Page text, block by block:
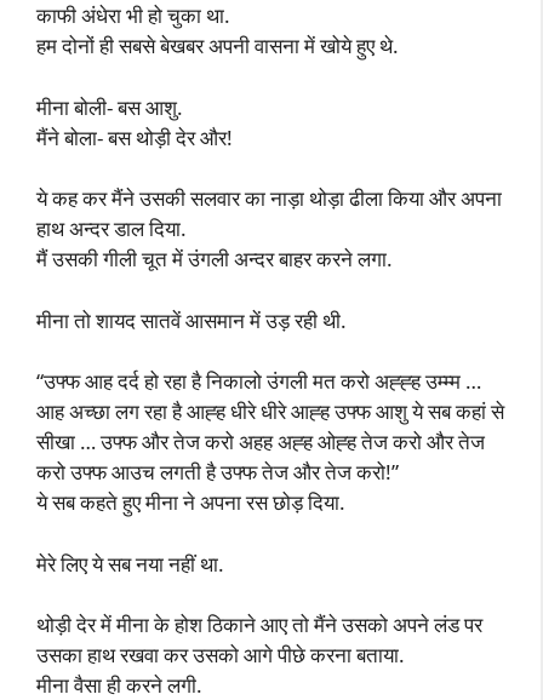
काफी अंधेरा भी हो चुका था.
हम दोनों ही सबसे बेखबर अपनी वासना में खोये हुए थे.
मीना बोली- बस आशु.
मैंने बोला- बस थोड़ी देर और!
ये कह कर मैंने उसकी सलवार का नाड़ा थोड़ा ढीला किया और अपना
हाथ अन्दर डाल दिया.
मैं उसकी गीली चूत में उंगली अन्दर बाहर करने लगा.
मीना तो शायद सातवें आसमान में उड़ रही थी.
“उफ्फ आह दर्द हो रहा है निकालो उंगली मत करो अह्ह्ह उम्म्म …
आह अच्छा लग रहा है आह्ह धीरे धीरे आह्ह उफ्फ आशु ये सब कहां से
सीखा … उफ्फ और तेज करो अहह अह्ह ओह्ह तेज करो और तेज
करो उफ्फ आउच लगती है उफ्फ तेज और तेज करो!”
ये सब कहते हुए मीना ने अपना रस छोड़ दिया.
मेरे लिए ये सब नया नहीं था.
थोड़ी देर में मीना के होश ठिकाने आए तो मैंने उसको अपने लंड पर
उसका हाथ रखवा कर उसको आगे पीछे करना बताया.
मीना वैसा ही करने लगी.